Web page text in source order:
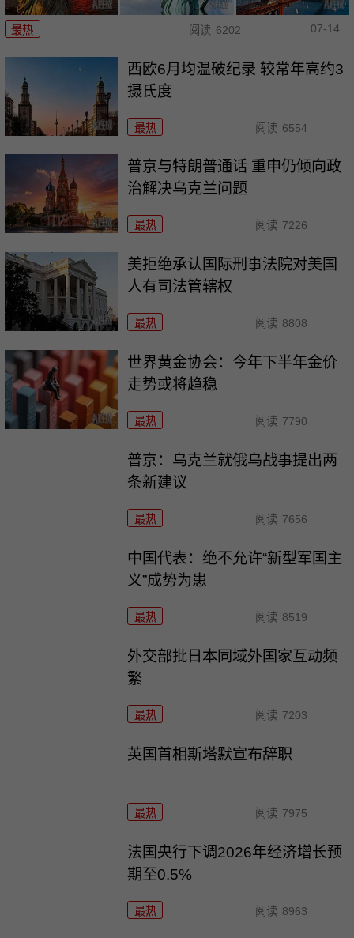
最热 阅读 6202 07-14
西欧6月均温破纪录 较常年高约3
摄氏度
最热 阅读 6554
普京与特朗普通话 重申仍倾向政
治解决乌克兰问题
最热 阅读 7226
美拒绝承认国际刑事法院对美国
人有司法管辖权
最热 阅读 8808
世界黄金协会：今年下半年金价
走势或将趋稳
最热 阅读 7790
普京：乌克兰就俄乌战事提出两
条新建议
最热 阅读 7656
中国代表：绝不允许“新型军国主
义”成势为患
最热 阅读 8519
外交部批日本同域外国家互动频
繁
最热 阅读 7203
英国首相斯塔默宣布辞职
最热 阅读 7975
法国央行下调2026年经济增长预
期至0.5%
最热 阅读 8963